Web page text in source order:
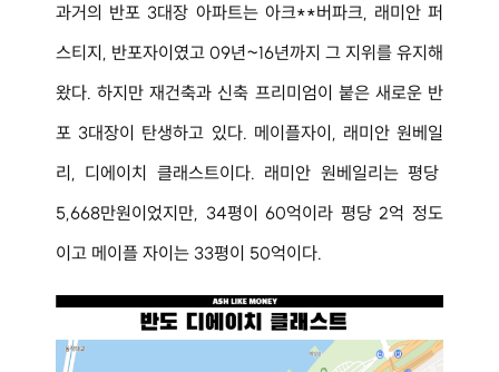
과거의 반포 3대장 아파트는 아크**버파크, 래미안 퍼
스티지, 반포자이였고 09년~16년까지 그 지위를 유지해
왔다. 하지만 재건축과 신축 프리미엄이 붙은 새로운 반
포 3대장이 탄생하고 있다. 메이플자이, 래미안 원베일
리, 디에이치 클래스트이다. 래미안 원베일리는 평당
5,668만원이었지만, 34평이 60억이라 평당 2억 정도
이고 메이플 자이는 33평이 50억이다.